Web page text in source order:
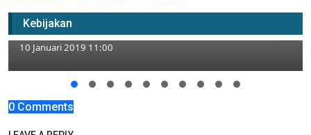
Kebijakan
Segini Besar Jaminan Sosisal Kades dan
Perangkat Desa di Tuban
10 Januari 2019 11:00
0 Comments